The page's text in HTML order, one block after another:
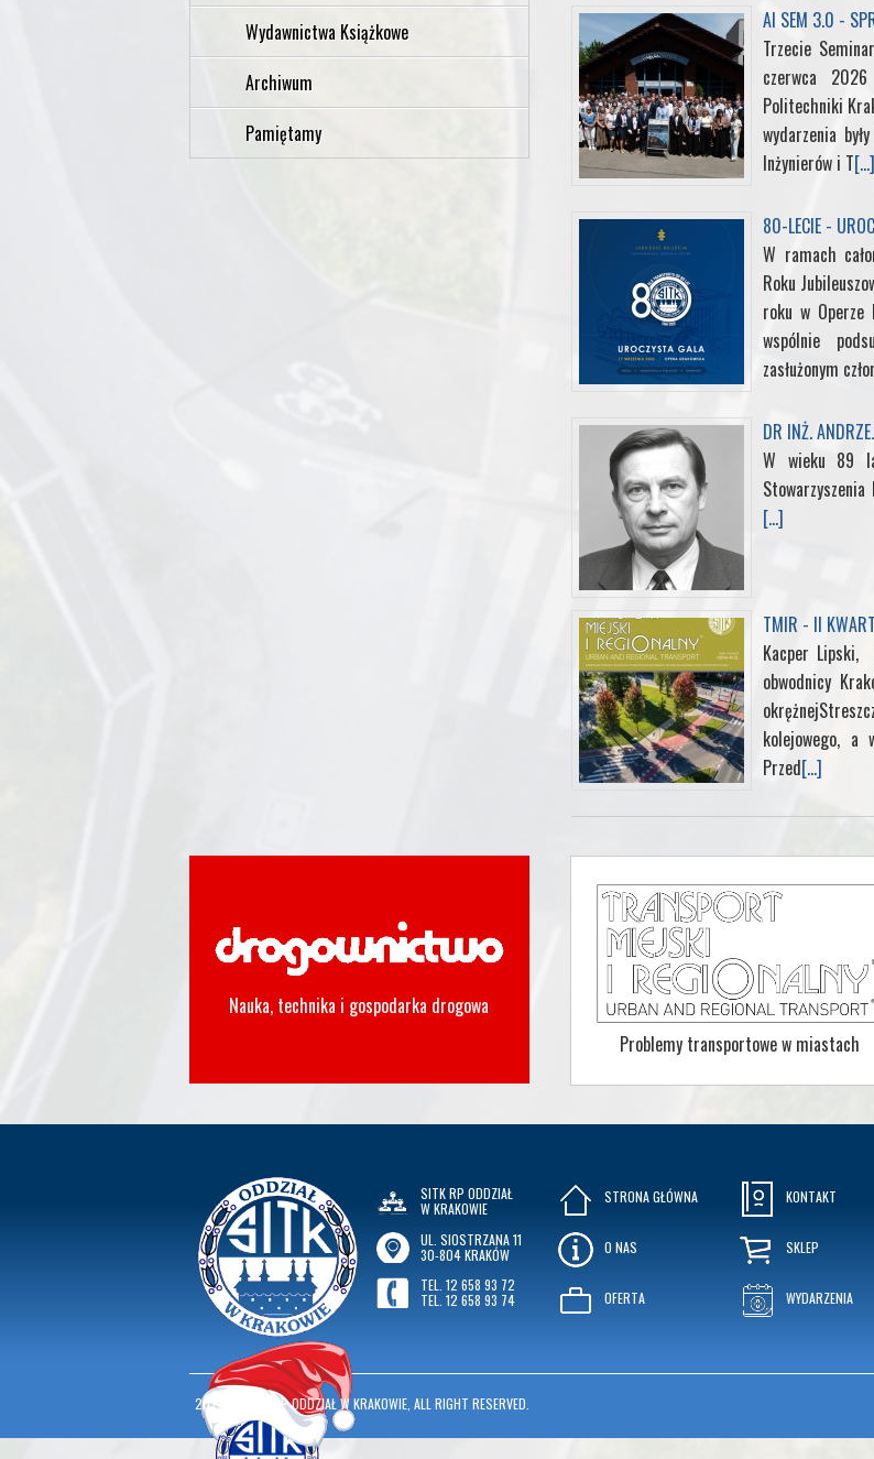
o
k
r
e
s
t
AI SEM 3.0 -
Trzecie
czerwca
Politechniki
wydarzenia
Inżynierów i T[...]
80-LECIE -
W ramach
Roku
roku w
wspólnie
zasłużonym
DR INŻ.
W wieku 89
[...]
TMIR - II
Kacper Lipski,
obwodnicy
kolejowego, a
Przed[...]
Wydawnictwa Książkowe
Archiwum
Pamiętamy
Nauka, technika i gospodarka drogowa
Problemy transportowe w miastach
SITK RP ODDZIAŁ
W KRAKOWIE
UL. SIOSTRZANA 11
30-804 KRAKÓW
TEL. 12 658 93 72
TEL. 12 658 93 74
STRONA GŁÓWNA
O NAS
OFERTA
KONTAKT
SKLEP
WYDARZENIA
2026 SITK RP ODDZIAŁ W KRAKOWIE, ALL RIGHT RESERVED.